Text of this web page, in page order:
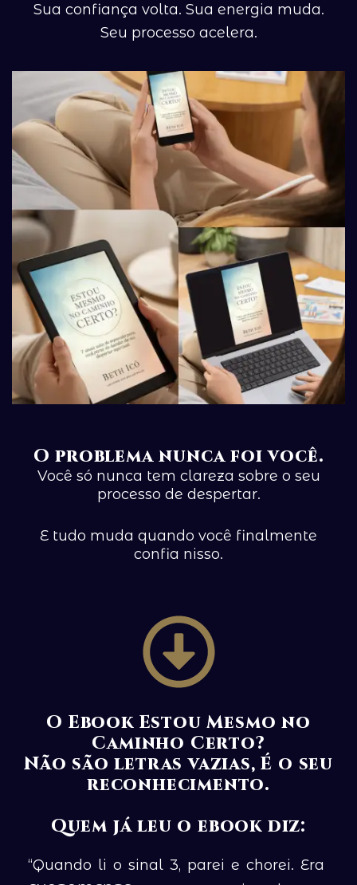
Sua confiança volta. Sua energia muda.
Seu processo acelera.
O problema nunca foi você.
Você só nunca tem clareza sobre o seu
processo de despertar.
E tudo muda quando você finalmente
confia nisso.
O Ebook Estou Mesmo no
Caminho Certo?
Não são letras vazias, É o seu
reconhecimento.
Quem já leu o ebook diz:
“Quando li o sinal 3, parei e chorei. Era